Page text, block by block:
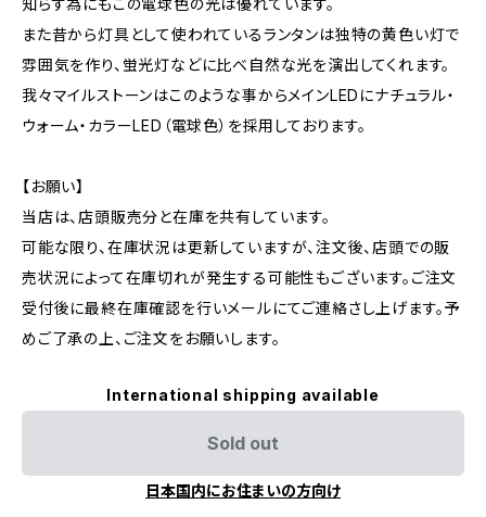
知らす為にもこの電球色の光は優れています。
また昔から灯具として使われているランタンは独特の黄色い灯で
雰囲気を作り、蛍光灯などに比べ自然な光を演出してくれます。
我々マイルストーンはこのような事からメインLEDにナチュラル・
ウォーム・カラーLED（電球色）を採用しております。
【お願い】
当店は、店頭販売分と在庫を共有しています。
可能な限り、在庫状況は更新していますが、注文後、店頭での販
売状況によって在庫切れが発生する可能性もございます。ご注文
受付後に最終在庫確認を行いメールにてご連絡さし上げます。予
めご了承の上、ご注文をお願いします。
International shipping available
Sold out
日本国内にお住まいの方向け